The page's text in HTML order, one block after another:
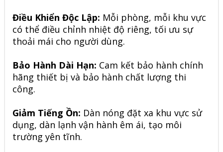
Điều Khiển Độc Lập: Mỗi phòng, mỗi khu vực
có thể điều chỉnh nhiệt độ riêng, tối ưu sự
thoải mái cho người dùng.
Bảo Hành Dài Hạn: Cam kết bảo hành chính
hãng thiết bị và bảo hành chất lượng thi
công.
Giảm Tiếng Ồn: Dàn nóng đặt xa khu vực sử
dụng, dàn lạnh vận hành êm ái, tạo môi
trường yên tĩnh.